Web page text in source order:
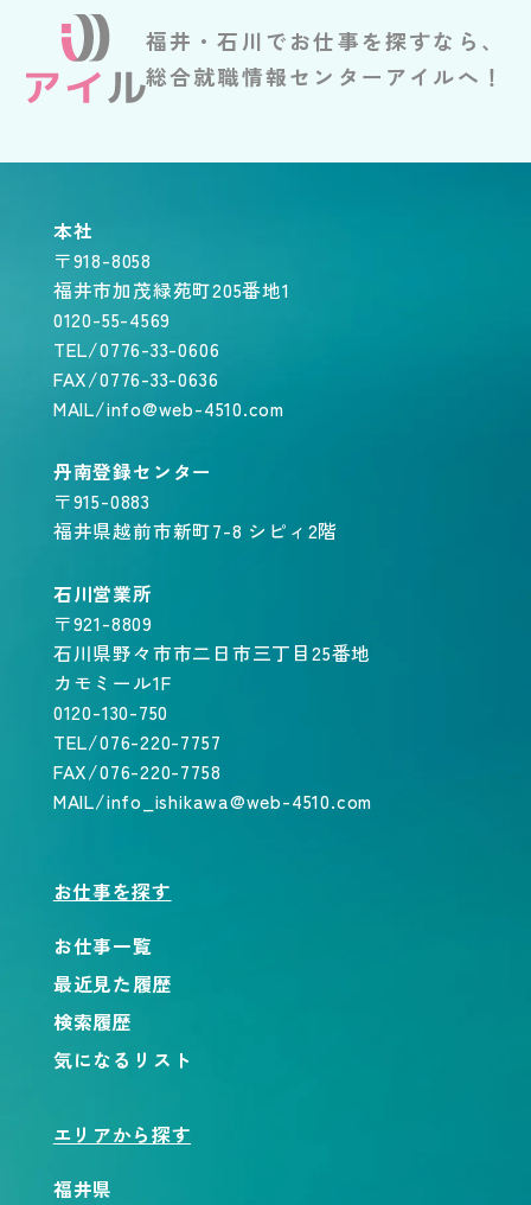
福井・石川でお仕事を探すなら、
総合就職情報センターアイルへ！
本社
〒918-8058
福井市加茂緑苑町205番地1
0120-55-4569
TEL/0776-33-0606
FAX/0776-33-0636
MAIL/info@web-4510.com
丹南登録センター
〒915-0883
福井県越前市新町7-8 シピィ2階
石川営業所
〒921-8809
石川県野々市市二日市三丁目25番地
カモミール1F
0120-130-750
TEL/076-220-7757
FAX/076-220-7758
MAIL/info_ishikawa@web-4510.com
お仕事を探す
お仕事一覧
最近見た履歴
検索履歴
気になるリスト
エリアから探す
福井県